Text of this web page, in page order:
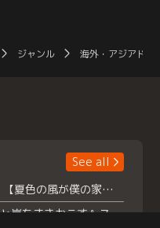
ジャンル 海外・アジアドラ
See all
浮所飛貴主演！ 【夏色の風が僕の家にやってきた】 本日よりテラサで独占配信スタート！
『夏色の雲が恋と嵐をまきおこす』スペシャルメイキング 【Part1】2026年７月18日（土）23時30分～配信スタート！話題のシーンの裏側を大公開！豪華キャスト大集合！ 『武宮家 真夏の家族会議』開催！